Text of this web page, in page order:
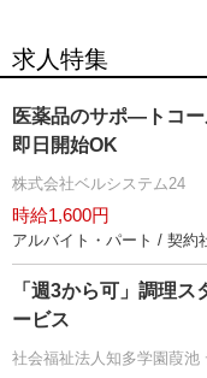
求人特集
医薬品のサポ―トコ
即日開始OK
株式会社ベルシステム24
時給1,600円
アルバイト・パート / 契約
「週3から可」調理
ービス
社会福祉法人知多学園葭池